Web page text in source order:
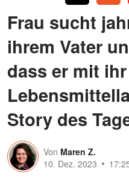
Frau sucht
ihrem Vater
dass er mit
Story des
Von Maren Z.
10. Dez. 2023